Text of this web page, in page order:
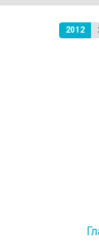
2012